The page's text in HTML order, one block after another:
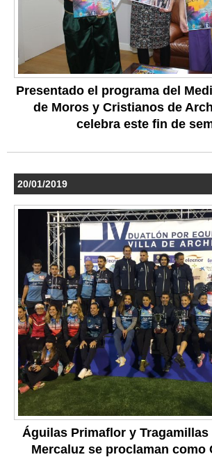
Presentado el programa del
de Moros y Cristianos de
celebra este fin de
20/01/2019
Águilas Primaflor y Tragamillas
Mercaluz se proclaman como